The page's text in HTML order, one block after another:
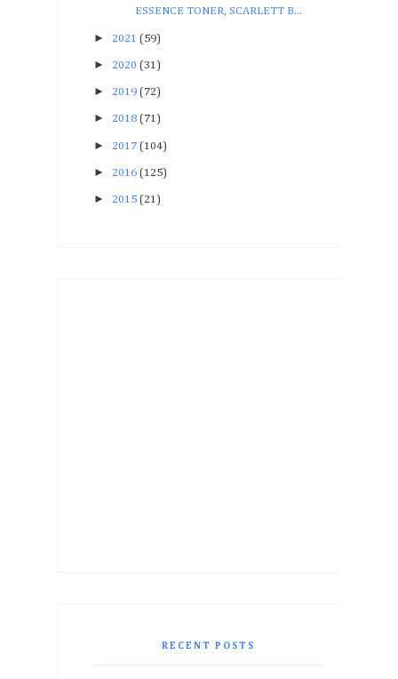
ESSENCE TONER, SCARLETT B...
► 2021 (59)
► 2020 (31)
► 2019 (72)
► 2018 (71)
► 2017 (104)
► 2016 (125)
► 2015 (21)
RECENT POSTS